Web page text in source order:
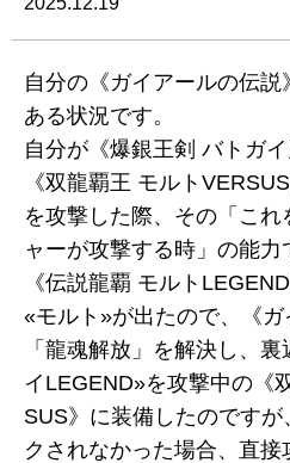
自分の《ガイアールの伝
ある状況です。
自分が《爆銀王剣 バトガ
《双龍覇王 モルト
を攻撃した際、その「こ
ャーが攻撃する時」の能力
《伝説龍覇 モルト
«モルト»が出たので、《
「龍魂解放」を解決し、
イLEGEND»を攻撃中の《
SUS》に装備したのですが
クされなかった場合、直接